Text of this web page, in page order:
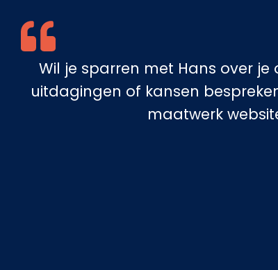
Wil je sparren met Hans over je
uitdagingen of kansen
maatwerk